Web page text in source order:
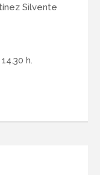
Silvente
h.